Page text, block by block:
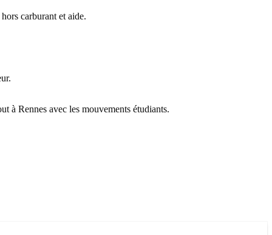
carburant et aide.
à Rennes avec les mouvements étudiants.